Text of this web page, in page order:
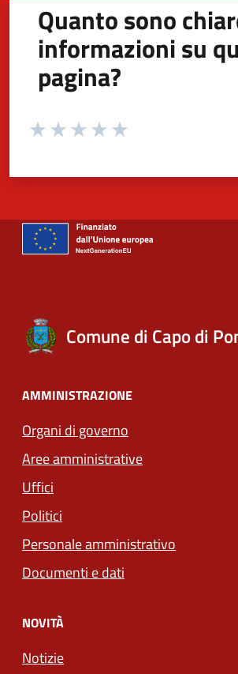
Quanto sono
informazioni su
pagina?
Valuta da 1 a 5 stelle la pagina
Comune di Capo di
AMMINISTRAZIONE
Organi di governo
Aree amministrative
Uffici
Politici
Personale amministrativo
Documenti e dati
NOVITÀ
Notizie